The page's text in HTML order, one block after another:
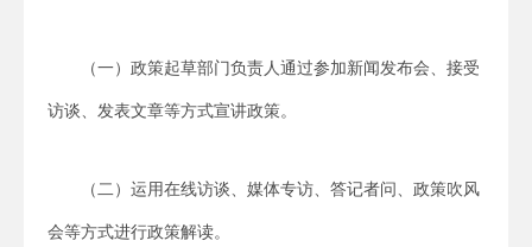
（一）政策起草部门负责人通过参加新闻发布会、接受
访谈、发表文章等方式宣讲政策。
（二）运用在线访谈、媒体专访、答记者问、政策吹风
会等方式进行政策解读。